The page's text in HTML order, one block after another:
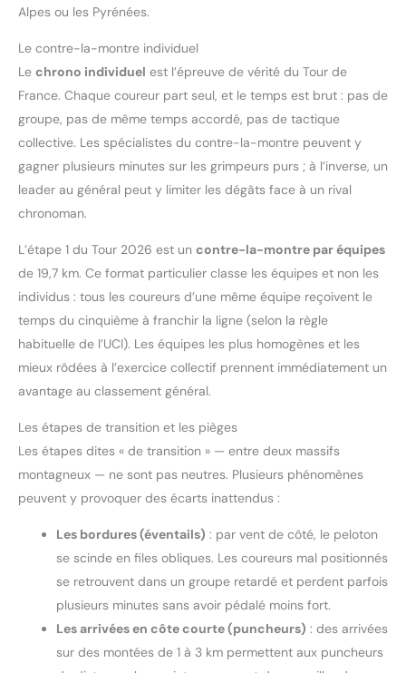
Alpes ou les Pyrénées.
Le contre-la-montre individuel
Le chrono individuel est l’épreuve de vérité du Tour de
France. Chaque coureur part seul, et le temps est brut : pas de
groupe, pas de même temps accordé, pas de tactique
collective. Les spécialistes du contre-la-montre peuvent y
gagner plusieurs minutes sur les grimpeurs purs ; à l’inverse, un
leader au général peut y limiter les dégâts face à un rival
chronoman.
L’étape 1 du Tour 2026 est un contre-la-montre par équipes
de 19,7 km. Ce format particulier classe les équipes et non les
individus : tous les coureurs d’une même équipe reçoivent le
temps du cinquième à franchir la ligne (selon la règle
habituelle de l’UCI). Les équipes les plus homogènes et les
mieux rôdées à l’exercice collectif prennent immédiatement un
avantage au classement général.
Les étapes de transition et les pièges
Les étapes dites « de transition » — entre deux massifs
montagneux — ne sont pas neutres. Plusieurs phénomènes
peuvent y provoquer des écarts inattendus :
Les bordures (éventails) : par vent de côté, le peloton
se scinde en files obliques. Les coureurs mal positionnés
se retrouvent dans un groupe retardé et perdent parfois
plusieurs minutes sans avoir pédalé moins fort.
Les arrivées en côte courte (puncheurs) : des arrivées
sur des montées de 1 à 3 km permettent aux puncheurs